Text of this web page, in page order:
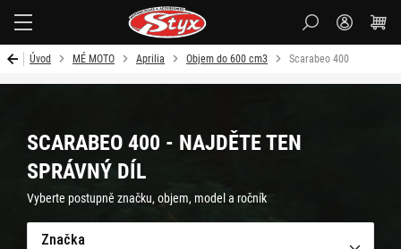
Úvod MÉ MOTO Aprilia Objem do 600 cm3 Scarabeo 400
SCARABEO 400 - NAJDĚTE TEN
SPRÁVNÝ DÍL
Vyberte postupně značku, objem, model a ročník
Značka